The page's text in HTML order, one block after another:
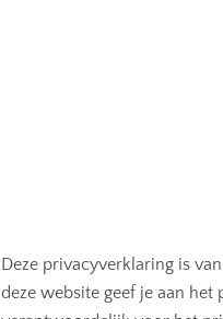
Deze privacyverklaring is
deze website geef je aan